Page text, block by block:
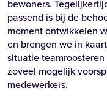
bewoners.
passend is bij de
moment ontwikkelen
en brengen we in
situatie
zoveel mogelijk
medewerkers.